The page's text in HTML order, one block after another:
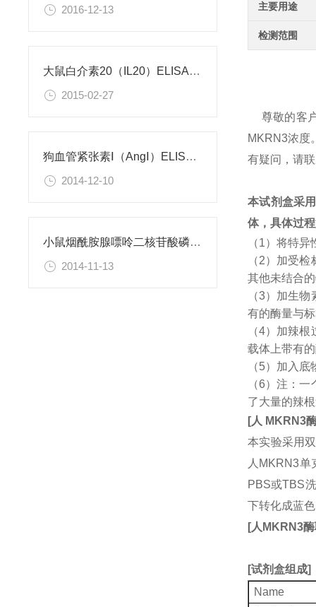
2016-12-13
大鼠白介素20（IL20）ELISA试剂盒
2015-02-27
狗血管紧张素Ⅰ（AngⅠ）ELISA试剂盒
2014-12-10
小鼠烟酰胺腺嘌呤二核苷酸磷酸（NADPH）检测试剂盒
2014-11-13
主要用途
检测范围
尊敬的客
MKRN3浓度
有疑问，请
本试剂盒采
体，具体过
（1）将特
（2）加受
其他未结合
（3）加生
有的酶量与
（4）加辣
载体上带有
（5）加入
（6）注：
了大量的辣
[人 MKRN3
本实验采用
人MKRN3
PBS或TBS
下转化成蓝
[人 MKRN3
[试剂盒组成]
Name